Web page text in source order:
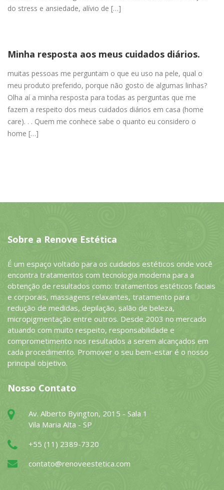
do stress e ansiedade, alívio de […]
Minha resposta aos meus cuidados diários.
muitas pessoas me perguntam o que eu uso na pele, qual o
meu produto preferido, porque não gosto de algumas linhas?
Olha aí a minha resposta para todas as perguntas que me
fazem a respeito dos meus cuidados diários em casa (home
care). . . Quem me conhece sabe o quanto eu considero o
home […]
Sobre a Renove Estética
É um espaço voltado para os cuidados estéticos onde você
encontra tratamentos com tecnologia moderna para a
obtenção de resultados como: tratamentos estéticos faciais
e corporais, massagens relaxantes, tratamento para
redução de medidas, depilação, salão de beleza,
micropigmentação entre outros. Desde 2003 no mercado
atuando com muito respeito, responsabilidade e
comprometimento nos resultados a serem alcançados em
cada procedimento. Promover o seu bem-estar é o nosso
principal objetivo.
Nosso Contato
Av. Alberto Byington, 2015 - Sala 1
Vila Maria Alta - SP
+55 (11) 2389-7320
contato@renoveestetica.com